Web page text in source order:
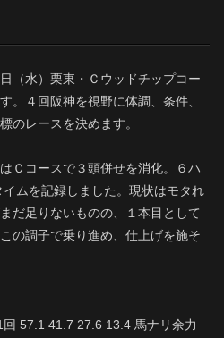
（水）栗東・Ｃウッドチップコー
。４回阪神を視野に体調、条件、
のレースを決めます。
Ｃコースで３頭併せを消化。６ハ
ムを記録しました。現状はモタれ
だ足りないものの、１本目として
の調子で乗り進め、仕上げを施そ
57.1 41.7 27.6 13.4 馬ナリ余力